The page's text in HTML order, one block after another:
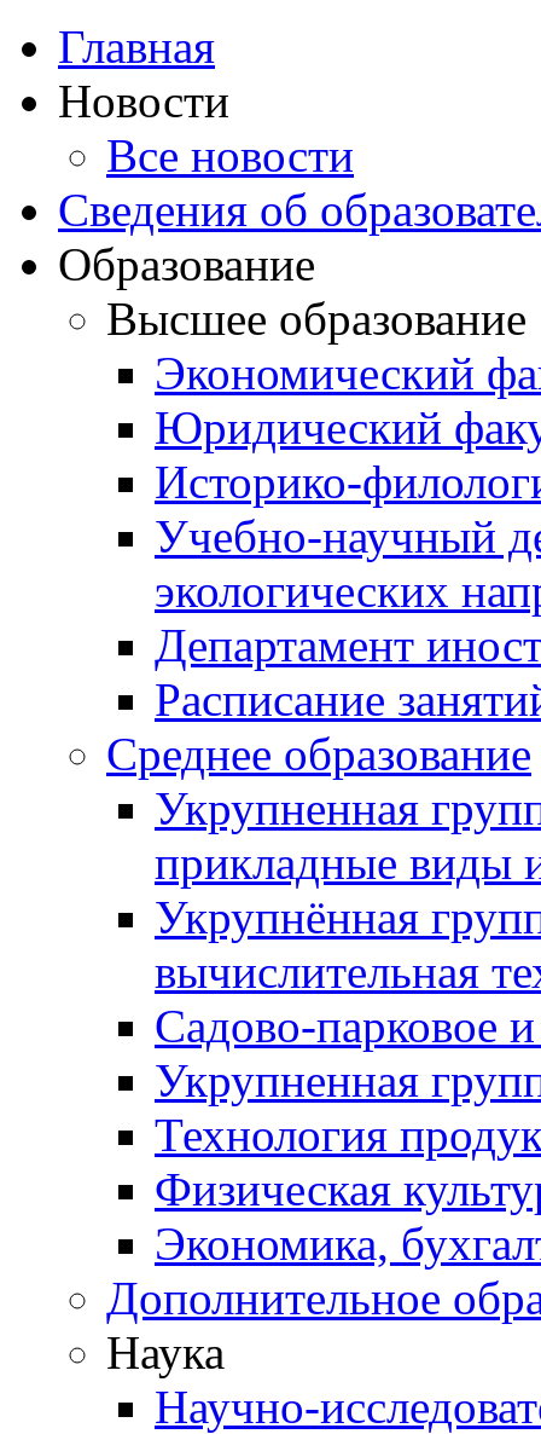
Главная
Новости
Все новости
Сведения об
Образование
Высшее образование
Экономический
Юридический
Историко-
Учебно-научный
экологических
Департамент
Расписание
Среднее образование
Укрупненная
прикладные виды
Укрупнённая
вычислительная
Садово-парковое
Укрупненная
Технология
Физическая
Экономика,
Дополнительное
Наука
Научно-